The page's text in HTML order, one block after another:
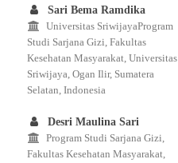
Sari Bema Ramdika
Universitas SriwijayaProgram
Studi Sarjana Gizi, Fakultas
Kesehatan Masyarakat, Universitas
Sriwijaya, Ogan Ilir, Sumatera
Selatan, Indonesia
Desri Maulina Sari
Program Studi Sarjana Gizi,
Fakultas Kesehatan Masyarakat,